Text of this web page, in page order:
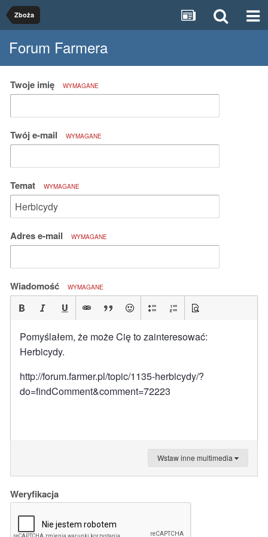
Zboża
Forum Farmera
Twoje imię WYMAGANE
Twój e-mail WYMAGANE
Temat WYMAGANE
Adres e-mail WYMAGANE
Wiadomość WYMAGANE
Pomyślałem, że może Cię to zainteresować:
Herbicydy.
http://forum.farmer.pl/topic/1135-herbicydy/?
do=findComment&comment=72223
Wstaw inne multimedia
Weryfikacja